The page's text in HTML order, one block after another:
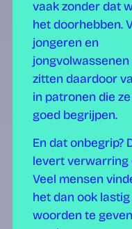
vaak zonder dat
het doorhebben.
jongeren en
jongvolwassenen
zitten daardoor
in patronen die
goed begrijpen.
En dat onbegrip?
levert verwarring
Veel mensen
het dan ook lastig
woorden te geven